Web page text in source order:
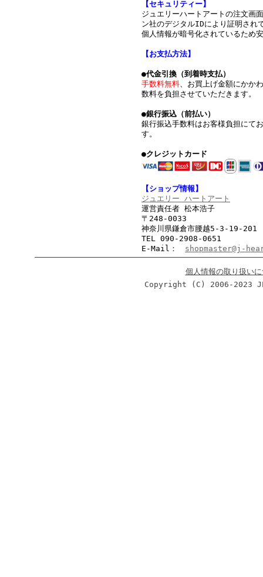
【セキュリティー】
ジュエリーハートアートの注文画
ン社のデジタルIDにより証明され
個人情報が暗号化されているため
【お支払方法】
●代金引換（到着時支払）
手数料無料、お買上げ金額にかか
数料を負担させていただきます。
●銀行振込（前払い）
銀行振込手数料はお客様負担にて
す。
●クレジットカード
【ショップ情報】
ジュエリー ハートアート
運営責任者 松本浩子
〒248-0033
神奈川県鎌倉市腰越5-3-19-201
TEL 090-2908-0651
E-Mail： shopmaster@j-
個人情報の取り扱い
Copyright (C) 2006-2023